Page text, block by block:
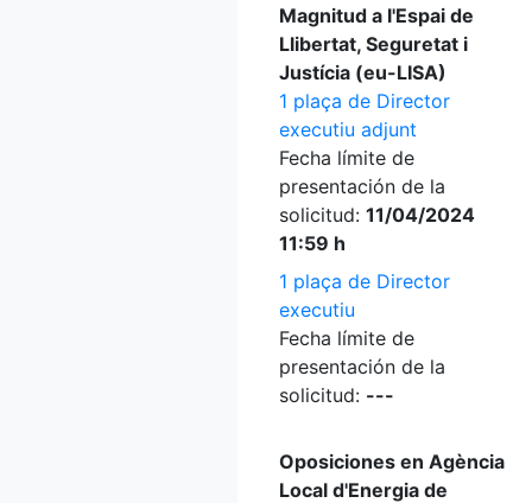
Magnitud a l'Espai de
Llibertat, Seguretat i
Justícia (eu-LISA)
1 plaça de Director
executiu adjunt
Fecha límite de
presentación de la
solicitud: 11/04/2024
11:59 h
1 plaça de Director
executiu
Fecha límite de
presentación de la
solicitud: ---
Oposiciones en Agència
Local d'Energia de